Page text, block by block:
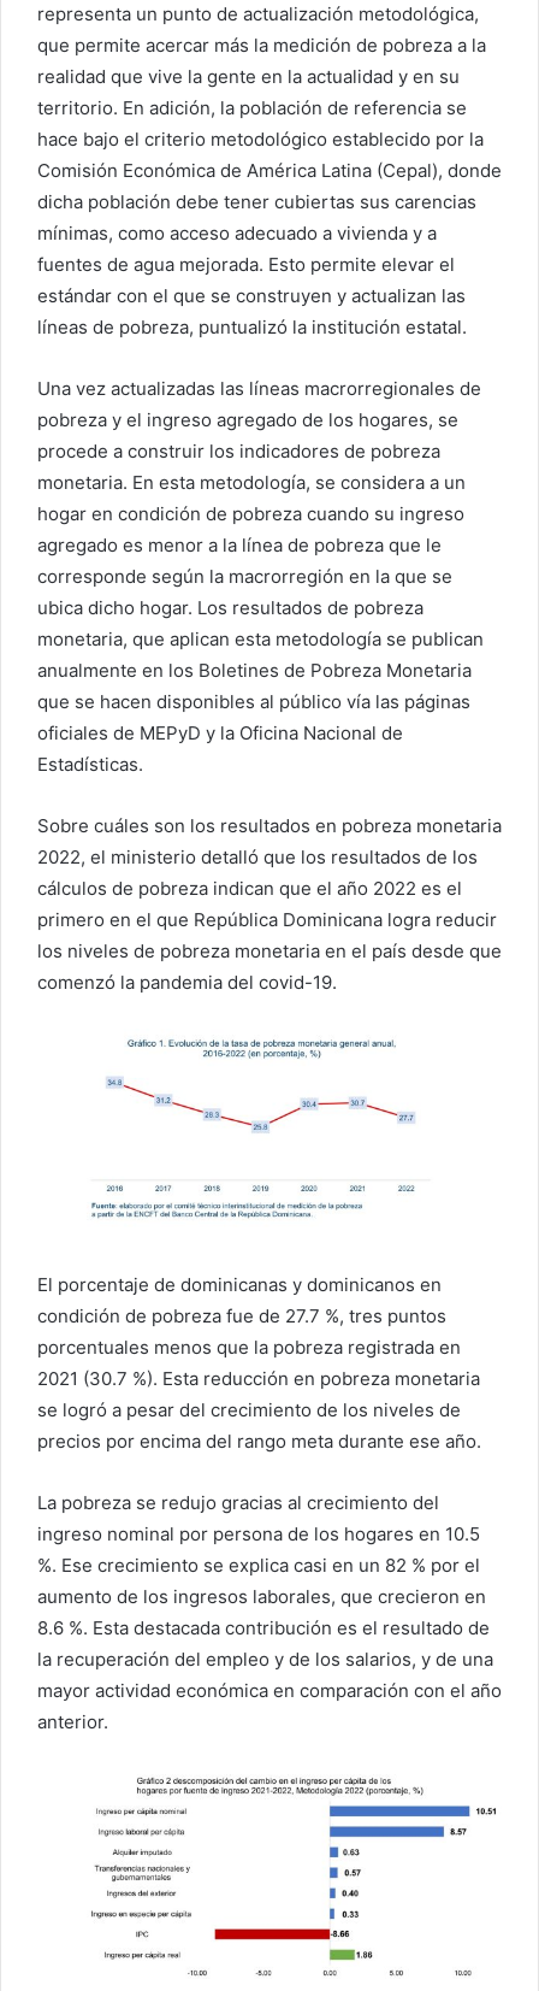
representa un punto de actualización metodológica,
que permite acercar más la medición de pobreza a la
realidad que vive la gente en la actualidad y en su
territorio. En adición, la población de referencia se
hace bajo el criterio metodológico establecido por la
Comisión Económica de América Latina (Cepal), donde
dicha población debe tener cubiertas sus carencias
mínimas, como acceso adecuado a vivienda y a
fuentes de agua mejorada. Esto permite elevar el
estándar con el que se construyen y actualizan las
líneas de pobreza, puntualizó la institución estatal.
Una vez actualizadas las líneas macrorregionales de
pobreza y el ingreso agregado de los hogares, se
procede a construir los indicadores de pobreza
monetaria. En esta metodología, se considera a un
hogar en condición de pobreza cuando su ingreso
agregado es menor a la línea de pobreza que le
corresponde según la macrorregión en la que se
ubica dicho hogar. Los resultados de pobreza
monetaria, que aplican esta metodología se publican
anualmente en los Boletines de Pobreza Monetaria
que se hacen disponibles al público vía las páginas
oficiales de MEPyD y la Oficina Nacional de
Estadísticas.
Sobre cuáles son los resultados en pobreza monetaria
2022, el ministerio detalló que los resultados de los
cálculos de pobreza indican que el año 2022 es el
primero en el que República Dominicana logra reducir
los niveles de pobreza monetaria en el país desde que
comenzó la pandemia del covid-19.
El porcentaje de dominicanas y dominicanos en
condición de pobreza fue de 27.7 %, tres puntos
porcentuales menos que la pobreza registrada en
2021 (30.7 %). Esta reducción en pobreza monetaria
se logró a pesar del crecimiento de los niveles de
precios por encima del rango meta durante ese año.
La pobreza se redujo gracias al crecimiento del
ingreso nominal por persona de los hogares en 10.5
%. Ese crecimiento se explica casi en un 82 % por el
aumento de los ingresos laborales, que crecieron en
8.6 %. Esta destacada contribución es el resultado de
la recuperación del empleo y de los salarios, y de una
mayor actividad económica en comparación con el año
anterior.